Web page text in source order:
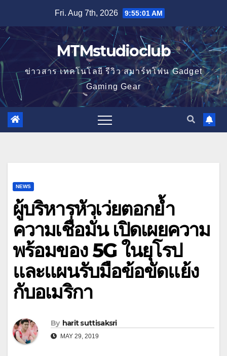
content
Fri. Aug 7th, 2026 9:55:02 AM
MTMstudioclub
ข่าวสาร เทคโนโลยี รีวิว สมาร์ทโฟน Gadget
Gaming Gear
NEWS
ผู้บริหารหัวเว่ยตอกย้ำ
ความเชื่อมั่น เปิดเผยความ
พร้อมของ 5G ในยุโรป
และแผนรับมือข้อขัดแย้ง
กับอเมริกา
By harit suttisaksri
MAY 29, 2019